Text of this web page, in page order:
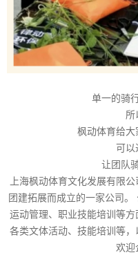
单一的骑
所
枫动体育给
可以
让团队
上海枫动体育文化发展有限
团建拓展而成立的一家公司
运动管理、职业技能培训等
各类文体活动、技能培训等，
欢迎